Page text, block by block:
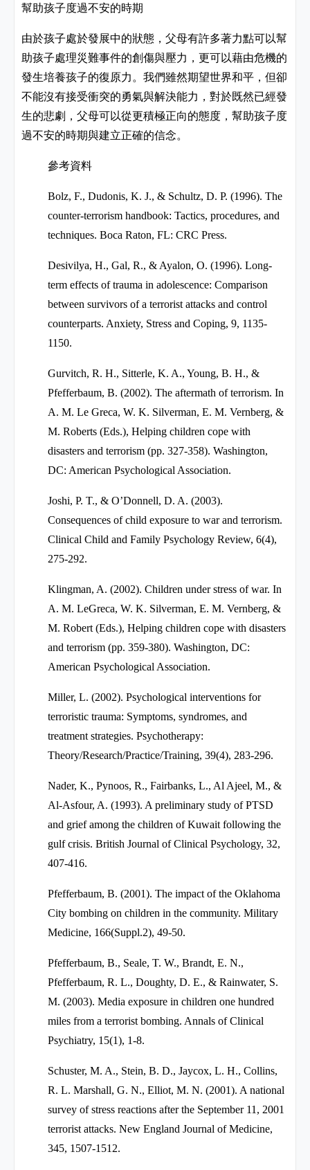
幫助孩子度過不安的時期
由於孩子處於發展中的狀態，父母有許多著力點可以幫
助孩子處理災難事件的創傷與壓力，更可以藉由危機的
發生培養孩子的復原力。我們雖然期望世界和平，但卻
不能沒有接受衝突的勇氣與解決能力，對於既然已經發
生的悲劇，父母可以從更積極正向的態度，幫助孩子度
過不安的時期與建立正確的信念。
參考資料
Bolz, F., Dudonis, K. J., & Schultz, D. P. (1996). The
counter-terrorism handbook: Tactics, procedures, and
techniques. Boca Raton, FL: CRC Press.
Desivilya, H., Gal, R., & Ayalon, O. (1996). Long-
term effects of trauma in adolescence: Comparison
between survivors of a terrorist attacks and control
counterparts. Anxiety, Stress and Coping, 9, 1135-
1150.
Gurvitch, R. H., Sitterle, K. A., Young, B. H., &
Pfefferbaum, B. (2002). The aftermath of terrorism. In
A. M. Le Greca, W. K. Silverman, E. M. Vernberg, &
M. Roberts (Eds.), Helping children cope with
disasters and terrorism (pp. 327-358). Washington,
DC: American Psychological Association.
Joshi, P. T., & O’Donnell, D. A. (2003).
Consequences of child exposure to war and terrorism.
Clinical Child and Family Psychology Review, 6(4),
275-292.
Klingman, A. (2002). Children under stress of war. In
A. M. LeGreca, W. K. Silverman, E. M. Vernberg, &
M. Robert (Eds.), Helping children cope with disasters
and terrorism (pp. 359-380). Washington, DC:
American Psychological Association.
Miller, L. (2002). Psychological interventions for
terroristic trauma: Symptoms, syndromes, and
treatment strategies. Psychotherapy:
Theory/Research/Practice/Training, 39(4), 283-296.
Nader, K., Pynoos, R., Fairbanks, L., Al Ajeel, M., &
Al-Asfour, A. (1993). A preliminary study of PTSD
and grief among the children of Kuwait following the
gulf crisis. British Journal of Clinical Psychology, 32,
407-416.
Pfefferbaum, B. (2001). The impact of the Oklahoma
City bombing on children in the community. Military
Medicine, 166(Suppl.2), 49-50.
Pfefferbaum, B., Seale, T. W., Brandt, E. N.,
Pfefferbaum, R. L., Doughty, D. E., & Rainwater, S.
M. (2003). Media exposure in children one hundred
miles from a terrorist bombing. Annals of Clinical
Psychiatry, 15(1), 1-8.
Schuster, M. A., Stein, B. D., Jaycox, L. H., Collins,
R. L. Marshall, G. N., Elliot, M. N. (2001). A national
survey of stress reactions after the September 11, 2001
terrorist attacks. New England Journal of Medicine,
345, 1507-1512.